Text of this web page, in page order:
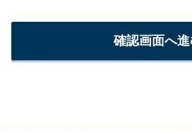
確認画面へ